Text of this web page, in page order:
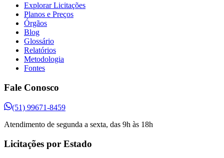
Explorar Licitações
Planos e Preços
Órgãos
Blog
Glossário
Relatórios
Metodologia
Fontes
Fale Conosco
(51) 99671-8459
Atendimento de segunda a sexta, das 9h às 18h
Licitações por Estado